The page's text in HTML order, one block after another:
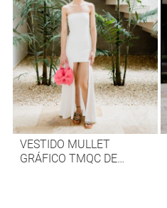
VESTIDO MULLET
GRÁFICO TMQC DE